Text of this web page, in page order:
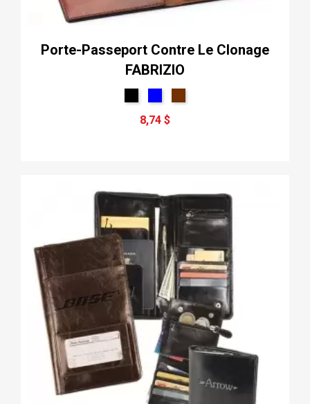
Porte-Passeport Contre Le Clonage
FABRIZIO
8,74 $